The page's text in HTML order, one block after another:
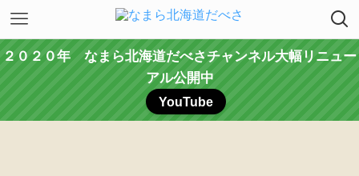
２０２０年 なまら北海道だべさチャンネル大幅リニュー
アル公開中
YouTube